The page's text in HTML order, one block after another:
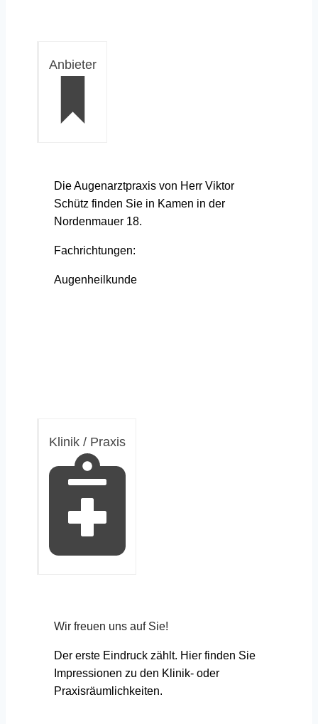
Anbieter
Die Augenarztpraxis von Herr Viktor
Schütz finden Sie in Kamen in der
Nordenmauer 18.
Fachrichtungen:
Augenheilkunde
Klinik / Praxis
Wir freuen uns auf Sie!
Der erste Eindruck zählt. Hier finden Sie
Impressionen zu den Klinik- oder
Praxisräumlichkeiten.